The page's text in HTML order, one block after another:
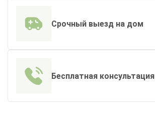
Срочный выезд на дом
Бесплатная консультация